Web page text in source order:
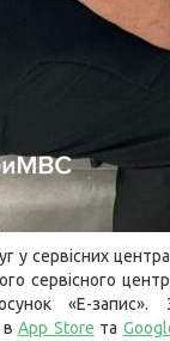
у сервісних
сервісного
«Е-запис».
вApp Store та